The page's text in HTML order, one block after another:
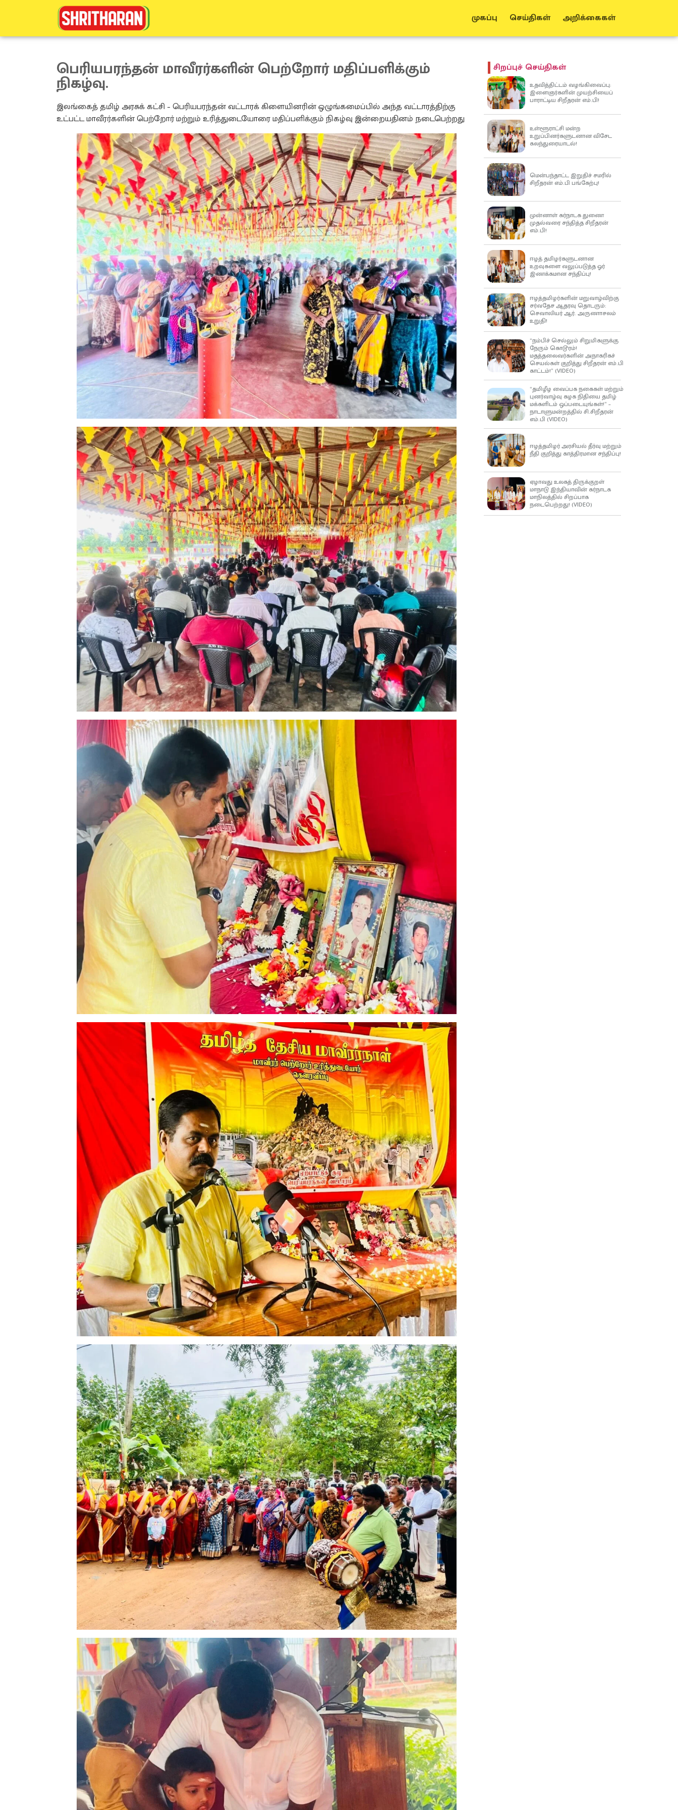
முகப்பு செய்திகள் அறிக்கைகள்
பெரியபரந்தன் மாவீரர்களின் பெற்றோர் மதிப்பளிக்கும்
நிகழ்வு.
இலங்கைத் தமிழ் அரசுக் கட்சி – பெரியபரந்தன் வட்டாரக் கிளையினரின் ஒழுங்கமைப்பில் அந்த வட்டாரத்திற்கு
உட்பட்ட மாவீரர்களின் பெற்றோர் மற்றும் உரித்துடையோரை மதிப்பளிக்கும் நிகழ்வு இன்றையதினம் நடைபெற்றது
சிறப்புச் செய்திகள்
உதவித்திட்டம் வழங்கிவைப்பு:
இளைஞர்களின் முயற்சியைப்
பாராட்டிய சிறீதரன் எம்.பி!
உள்ளூராட்சி மன்ற
உறுப்பினர்களுடனான விசேட
கலந்துரையாடல்!
மென்பந்தாட்ட இறுதிச் சமரில்
சிறீதரன் எம்.பி பங்கேற்பு!
முன்னாள் கர்நாடக துணை
முதல்வரை சந்தித்த சிறீதரன்
எம்.பி!
ஈழத் தமிழர்களுடனான
உறவுகளை வலுப்படுத்த ஓர்
இணக்கமான சந்திப்பு!
ஈழத்தமிழர்களின் மறுவாழ்விற்கு
சர்வதேச ஆதரவு தொடரும்:
செவாலியர் ஆர். அருணாசலம்
உறுதி!
“நம்பிச் செல்லும் சிறுமிகளுக்கு
நேரும் கொடூரம்!
மதத்தலைவர்களின் அநாகரிகச்
செயல்கள் குறித்து சிறீதரன் எம்.பி
காட்டம்!” (VIDEO)
“தமிழீழ வைப்பக நகைகள் மற்றும்
புனர்வாழ்வு கழக நிதியை தமிழ்
மக்களிடம் ஒப்படையுங்கள்!” –
நாடாளுமன்றத்தில் சி.சிறீதரன்
எம்.பி (VIDEO)
ஈழத்தமிழர் அரசியல் தீர்வு மற்றும்
நீதி குறித்து காத்திரமான சந்திப்பு!
ஏழாவது உலகத் திருக்குறள்
மாநாடு இந்தியாவின் கர்நாடக
மாநிலத்தில் சிறப்பாக
நடைபெற்றது! (VIDEO)